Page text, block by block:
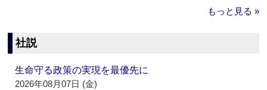
もっと見る »
社説
生命守る政策の実現を最優先に
2026年08月07日 (金)